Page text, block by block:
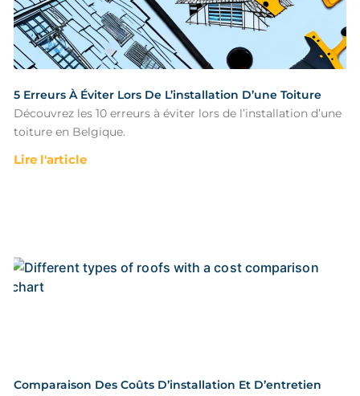
5 Erreurs À Éviter Lors De L’installation D’une Toiture
Découvrez les 10 erreurs à éviter lors de l’installation d’une
toiture en Belgique.
Lire l'article
Comparaison Des Coûts D’installation Et D’entretien